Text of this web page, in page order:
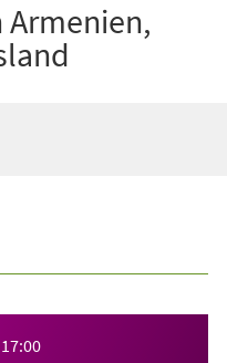
Armenien,
17:00